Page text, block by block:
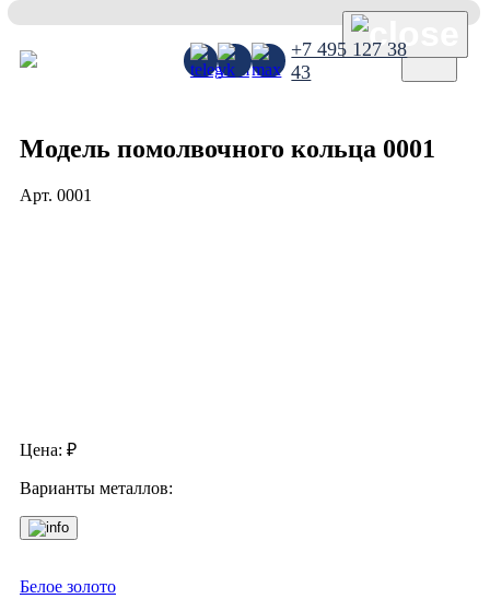
+7 495 127 38
43
Модель помолвочного кольца 0001
Арт. 0001
Цена: ₽
Варианты металлов:
Белое золото
×